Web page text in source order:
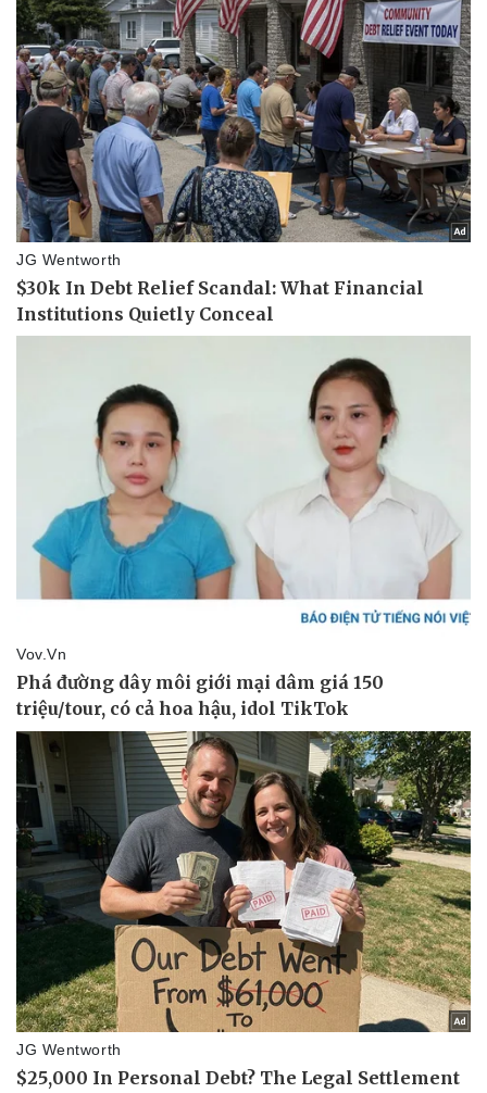
Pháp luật
Vụ án
Tin nóng
Tư vấn luật
Quân sự - Quốc phòng
Vũ khí
Việt Nam
Phân tích